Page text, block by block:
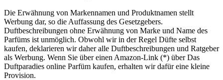
Die Erwähnung von Markennamen und Produktnamen stellt
Werbung dar, so die Auffassung des Gesetzgebers.
Duftbeschreibungen ohne Erwähnung von Marke und Name des
Parfüms ist unmöglich. Obwohl wir in der Regel Düfte selbst
kaufen, deklarieren wir daher alle Duftbeschreibungen und Ratgeber
als Werbung. Wenn Sie über einen Amazon-Link (*) über Das
Duftparadies online Parfüm kaufen, erhalten wir dafür eine kleine
Provision.